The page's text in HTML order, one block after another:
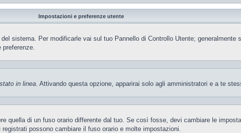
Impostazioni e preferenze utente
sistema. Per modificarle vai sul tuo Pannello di Controllo Utente; generalmente
preferenze.
in linea. Attivando questa opzione, apparirai solo agli amministratori e a te
quella di un fuso orario differente dal tuo. Se così fosse, devi cambiare le
possono cambiare il fuso orario e molte impostazioni.